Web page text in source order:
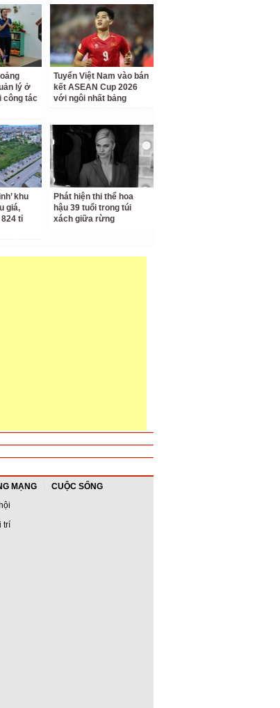
lý ở
công tác
Tuyển Việt Nam vào bán
kết ASEAN Cup 2026
với ngôi nhất bảng
khu
giá,
tỉ
Phát hiện thi thể hoa
hậu 39 tuổi trong túi
xách giữa rừng
MẠNG
CUỘC SỐNG
trí